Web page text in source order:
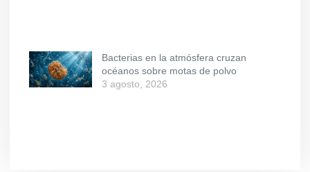
Bacterias en la atmósfera cruzan
océanos sobre motas de polvo
3 agosto, 2026